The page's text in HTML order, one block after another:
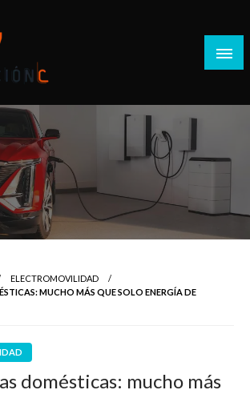
ELECTROMOVILIDAD
MUCHO MÁS QUE SOLO ENERGÍA DE
domésticas: mucho más